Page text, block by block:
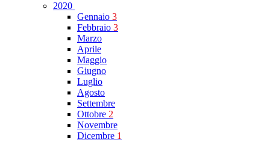
2020
Gennaio 3
Febbraio 3
Marzo
Aprile
Maggio
Giugno
Luglio
Agosto
Settembre
Ottobre 2
Novembre
Dicembre 1